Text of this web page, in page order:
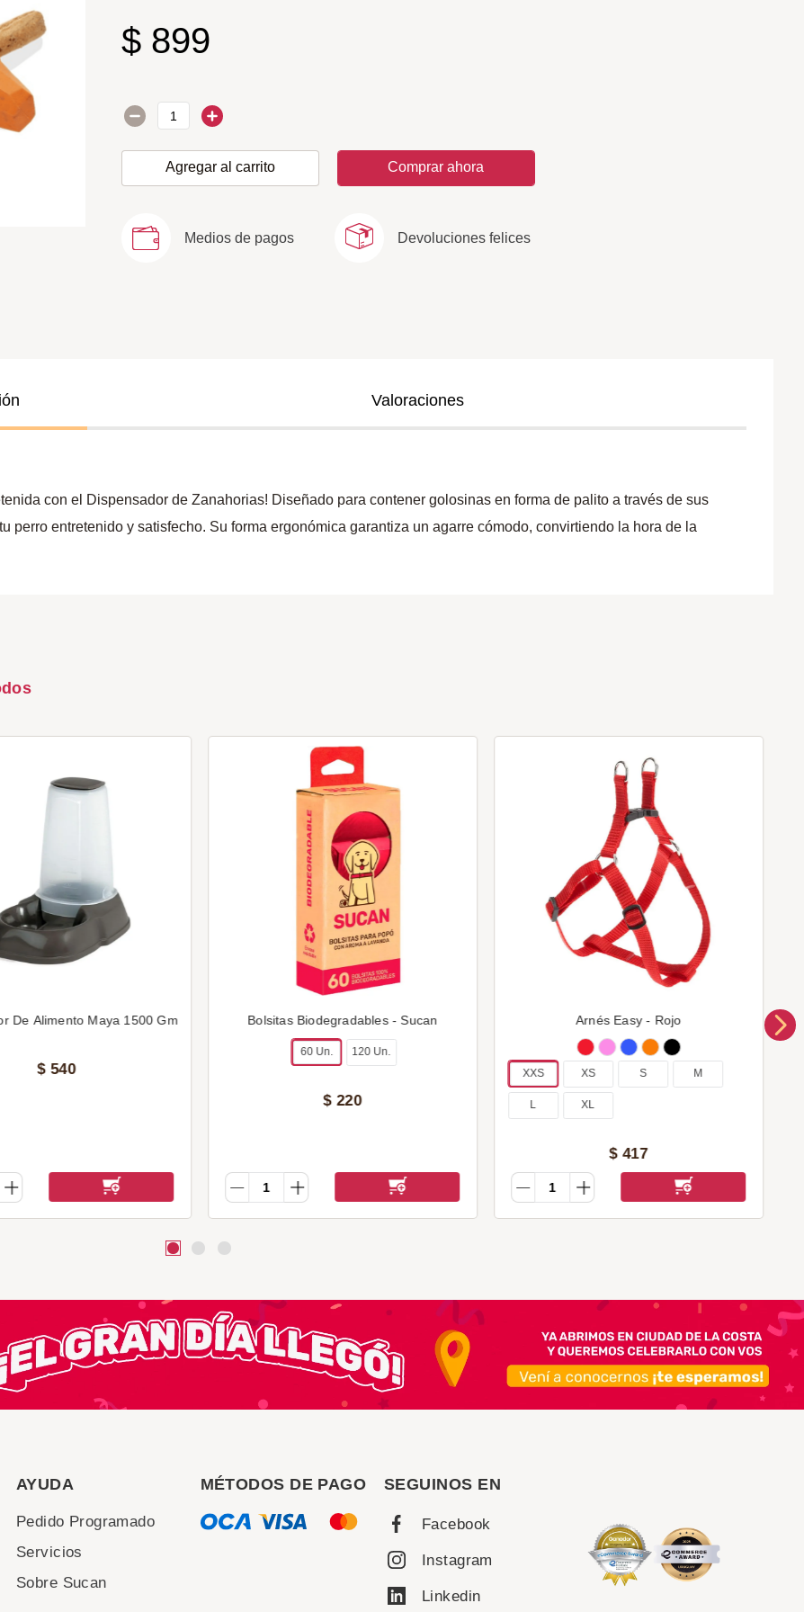
$ 899
Agregar al carrito Comprar ahora
Medios de pagos Devoluciones felices
Valoraciones
con el Dispensador de Zanahorias! Diseñado para contener golosinas en forma de palito a través de sus
perro entretenido y satisfecho. Su forma ergonómica garantiza un agarre cómodo, convirtiendo la hora de la
De Alimento Maya 1500 Gm
$ 540
Bolsitas Biodegradables - Sucan
60 Un. 120 Un.
$ 220
Arnés Easy - Rojo
XXS XS S M
L XL
$ 417
AYUDA
Pedido Programado
Servicios
Sobre Sucan
MÉTODOS DE PAGO SEGUINOS EN
Facebook
Instagram
Linkedin